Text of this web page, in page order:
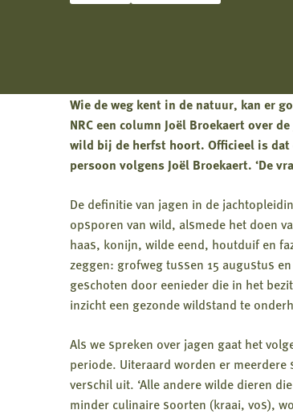
Wie de weg kent in de natuur, kan er
NRC een column Joël Broekaert over
wild bij de herfst hoort. Officieel is dat
persoon volgens Joël Broekaert. ‘De
De definitie van jagen in de
opsporen van wild, alsmede het doen
haas, konijn, wilde eend, houtduif en
zeggen: grofweg tussen 15 augustus
geschoten door eenieder die in het
inzicht een gezonde wildstand te
Als we spreken over jagen gaat het
periode. Uiteraard worden er
verschil uit. ‘Alle andere wilde dieren
minder culinaire soorten (kraai, vos),